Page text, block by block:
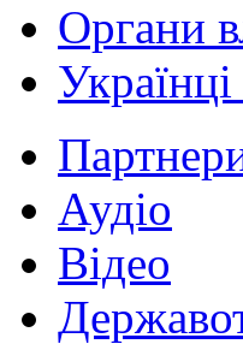
Органи
Аудіо
Відео